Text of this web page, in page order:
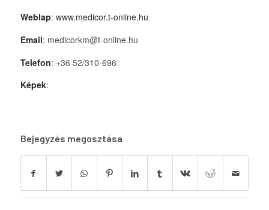
Weblap: www.medicor.t-online.hu
Email: medicorkm@t-online.hu
Telefon: +36 52/310-696
Képek:
Bejegyzés megosztása